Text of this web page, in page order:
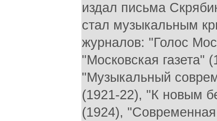
издал письма
стал музыкальным
журналов: "Голос
"Московская газета"
"Музыкальный
(1921-22), "К новым
(1924),